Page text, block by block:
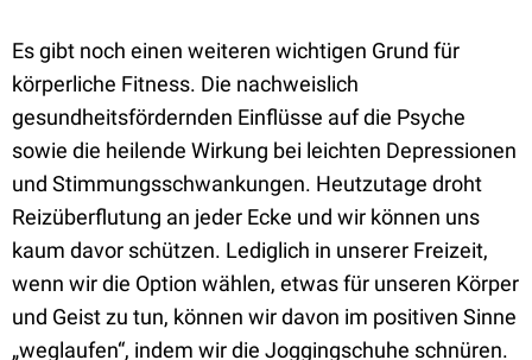
Es gibt noch einen weiteren wichtigen Grund für
körperliche Fitness. Die nachweislich
gesundheitsfördernden Einflüsse auf die Psyche
sowie die heilende Wirkung bei leichten Depressionen
und Stimmungsschwankungen. Heutzutage droht
Reizüberflutung an jeder Ecke und wir können uns
kaum davor schützen. Lediglich in unserer Freizeit,
wenn wir die Option wählen, etwas für unseren Körper
und Geist zu tun, können wir davon im positiven Sinne
„weglaufen“, indem wir die Joggingschuhe schnüren.